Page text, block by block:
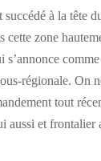
succédé à la
cette zone
s’annonce
régionale. On
tout
aussi et frontalier